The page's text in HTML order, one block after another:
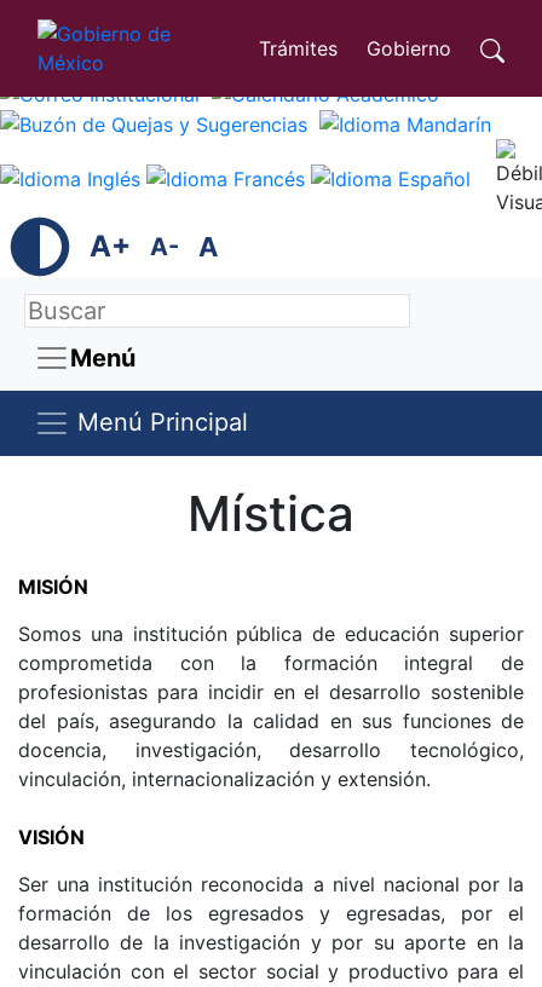
Trámites Gobierno
A+ A- A
Menú
Menú Principal
Mística
MISIÓN
Somos una institución pública de educación superior
comprometida con la formación integral de
profesionistas para incidir en el desarrollo sostenible
del país, asegurando la calidad en sus funciones de
docencia, investigación, desarrollo tecnológico,
vinculación, internacionalización y extensión.
VISIÓN
Ser una institución reconocida a nivel nacional por la
formación de los egresados y egresadas, por el
desarrollo de la investigación y por su aporte en la
vinculación con el sector social y productivo para el